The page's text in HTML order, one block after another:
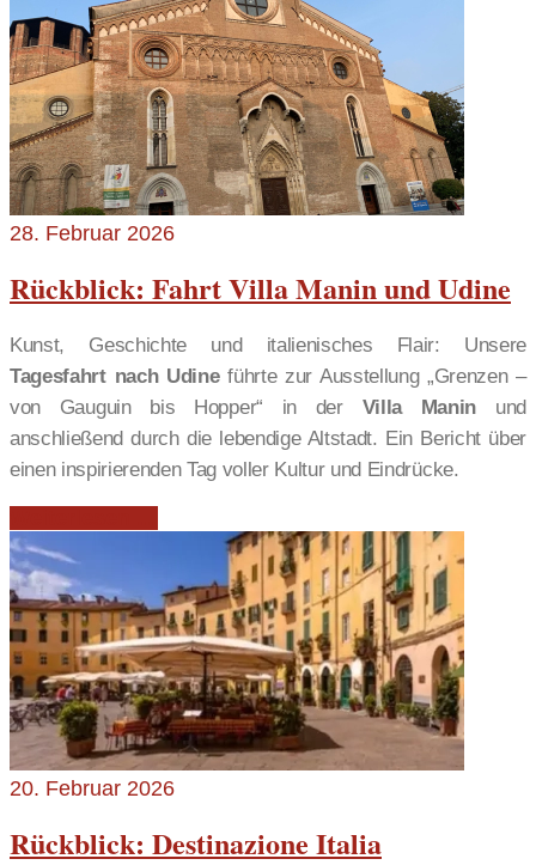
28. Februar 2026
Rückblick: Fahrt Villa Manin und Udine
Kunst, Geschichte und italienisches Flair: Unsere
Tagesfahrt nach Udineführte zur Ausstellung „Grenzen –
von Gauguin bis Hopper“ in der Villa Manin und
anschließend durch die lebendige Altstadt. Ein Bericht über
einen inspirierenden Tag voller Kultur und Eindrücke.
20. Februar 2026
Rückblick: Destinazione Italia